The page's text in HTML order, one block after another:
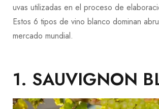
uvas utilizadas en el proceso de
Estos 6 tipos de vino blanco dominan
mercado mundial.
1. SAUVIGNON